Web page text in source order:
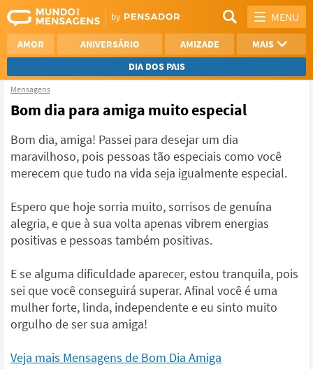
MENU
AMOR ANIVERSÁRIO AMIZADE
MAIS
DIA DOS PAIS
REFLEXÃO
AGRADECIMENTO
NAMORO
VER TODAS
Mensagens
Bom dia para amiga muito especial
Bom dia, amiga! Passei para desejar um dia
maravilhoso, pois pessoas tão especiais como você
merecem que tudo na vida seja igualmente especial.
Espero que hoje sorria muito, sorrisos de genuína
alegria, e que à sua volta apenas vibrem energias
positivas e pessoas também positivas.
E se alguma dificuldade aparecer, estou tranquila, pois
sei que você conseguirá superar. Afinal você é uma
mulher forte, linda, independente e eu sinto muito
orgulho de ser sua amiga!
Veja mais Mensagens de Bom Dia Amiga